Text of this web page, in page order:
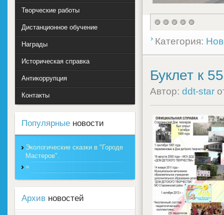
Категория:
Буклет к
Автор: ddt-star
Творческие работы
Дистанционное обучение
Награды
Историческая справка
Антикоррупция
Контакты
Популярные новости
Экологические сказки в "Городе
Мастеров".
=
Архив новостей